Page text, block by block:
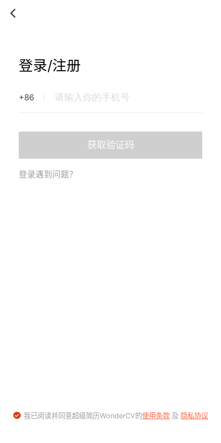
登录/注册
+86
获取验证码
登录遇到问题？
我已阅读并同意超级简历WonderCV的使用条款及 隐私协议